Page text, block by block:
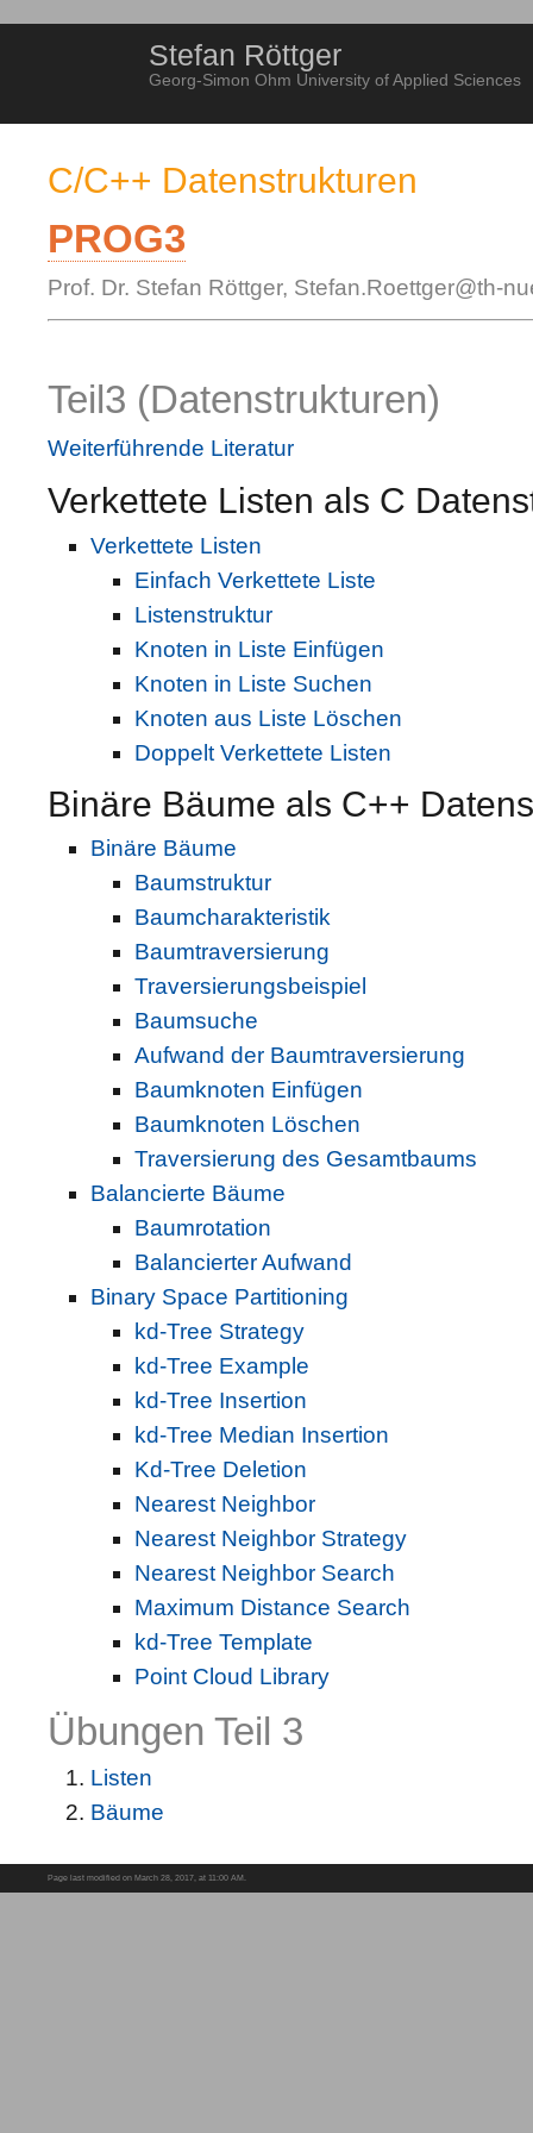
Stefan Röttger
Georg-Simon Ohm University of Applied Sciences
C/C++ Datenstrukturen
PROG3
Prof. Dr. Stefan Röttger, Stefan.Roettger@th-
Teil3 (Datenstrukturen)
Weiterführende Literatur
Verkettete Listen als C
Verkettete Listen
Einfach Verkettete Liste
Listenstruktur
Knoten in Liste Einfügen
Knoten in Liste Suchen
Knoten aus Liste Löschen
Doppelt Verkettete Listen
Binäre Bäume als C++
Binäre Bäume
Baumstruktur
Baumcharakteristik
Baumtraversierung
Traversierungsbeispiel
Baumsuche
Aufwand der Baumtraversierung
Baumknoten Einfügen
Baumknoten Löschen
Traversierung des Gesamtbaums
Balancierte Bäume
Baumrotation
Balancierter Aufwand
Binary Space Partitioning
kd-Tree Strategy
kd-Tree Example
kd-Tree Insertion
kd-Tree Median Insertion
Kd-Tree Deletion
Nearest Neighbor
Nearest Neighbor Strategy
Nearest Neighbor Search
Maximum Distance Search
kd-Tree Template
Point Cloud Library
Übungen Teil 3
Listen
Bäume
Page last modified on March 28, 2017, at 11:00 AM.